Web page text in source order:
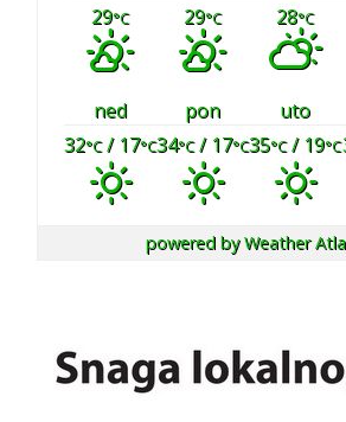
29°C 29°C 28°C
ned pon uto
32°C/ 17°C34°C/ 17°C35°C/ 19°C
powered byWeather